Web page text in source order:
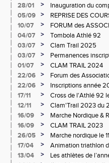
28/01
>
Inauguration du
Clamart le 14/02/
05/09 >
REPRISE DES
10/07
>
FORUM des
04/07
>
Tombola Athlé 92
03/07
>
Clam Trail 2025
03/07
>
Permanences
01/07
>
CLAM TRAIL 2024
22/06
>
Forum des
22/06
>
Inscriptions année
17/11
>
Cross de l'Athlé 92
12/11
>
Clam'Trail 2023 du
16/09
>
Marche Nordique &
16/09
>
CLAM TRAIL 2023
26/05
>
Marche nordique le
17/04
>
Animation triathlon
13/04
>
Les athlètes de